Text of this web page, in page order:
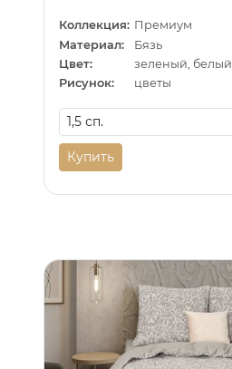
Коллекция: Премиум
Материал:
Бязь
Цвет:
зеленый, белый
Рисунок:
цветы
Купить